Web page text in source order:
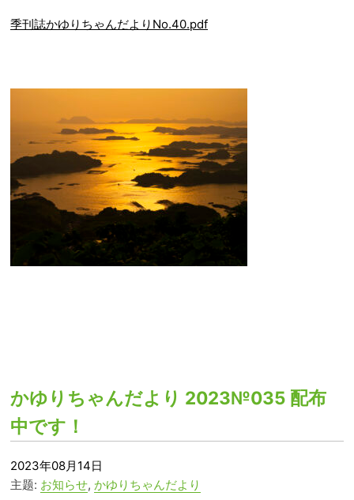
季刊誌かゆりちゃんだよりNo.40.pdf
かゆりちゃんだより 2023№035 配布
中です！
2023年08月14日
主题: お知らせ, かゆりちゃんだより